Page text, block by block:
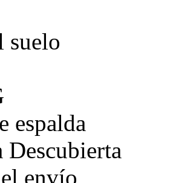
suelo
espalda
Descubierta
envío